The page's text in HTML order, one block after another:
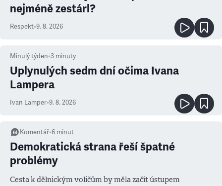
nejméně zestárl?
Respekt•9. 8. 2026
Minulý týden•3 minuty
Uplynulých sedm dní očima Ivana
Lampera
Ivan Lamper•9. 8. 2026
Komentář•6 minut
Demokratická strana řeší špatné
problémy
Cesta k dělnickým voličům by měla začít ústupem